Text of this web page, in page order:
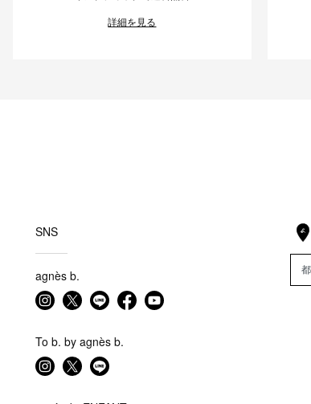
詳細を見る
SNS
agnès b.
To b. by agnès b.